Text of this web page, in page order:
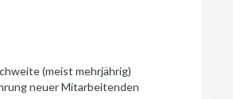
(meist mehrjährig)
neuer Mitarbeitenden